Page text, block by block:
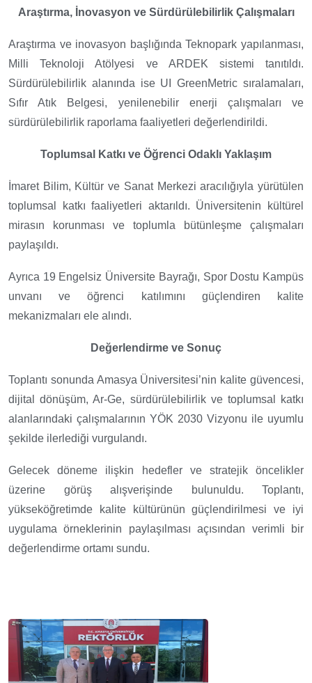
Araştırma, İnovasyon ve Sürdürülebilirlik Çalışmaları
Araştırma ve inovasyon başlığında Teknopark yapılanması,
Milli Teknoloji Atölyesi ve ARDEK sistemi tanıtıldı.
Sürdürülebilirlik alanında ise UI GreenMetric sıralamaları,
Sıfır Atık Belgesi, yenilenebilir enerji çalışmaları ve
sürdürülebilirlik raporlama faaliyetleri değerlendirildi.
Toplumsal Katkı ve Öğrenci Odaklı Yaklaşım
İmaret Bilim, Kültür ve Sanat Merkezi aracılığıyla yürütülen
toplumsal katkı faaliyetleri aktarıldı. Üniversitenin kültürel
mirasın korunması ve toplumla bütünleşme çalışmaları
paylaşıldı.
Ayrıca 19 Engelsiz Üniversite Bayrağı, Spor Dostu Kampüs
unvanı ve öğrenci katılımını güçlendiren kalite
mekanizmaları ele alındı.
Değerlendirme ve Sonuç
Toplantı sonunda Amasya Üniversitesi’nin kalite güvencesi,
dijital dönüşüm, Ar-Ge, sürdürülebilirlik ve toplumsal katkı
alanlarındaki çalışmalarının YÖK 2030 Vizyonu ile uyumlu
şekilde ilerlediği vurgulandı.
Gelecek döneme ilişkin hedefler ve stratejik öncelikler
üzerine görüş alışverişinde bulunuldu. Toplantı,
yükseköğretimde kalite kültürünün güçlendirilmesi ve iyi
uygulama örneklerinin paylaşılması açısından verimli bir
değerlendirme ortamı sundu.